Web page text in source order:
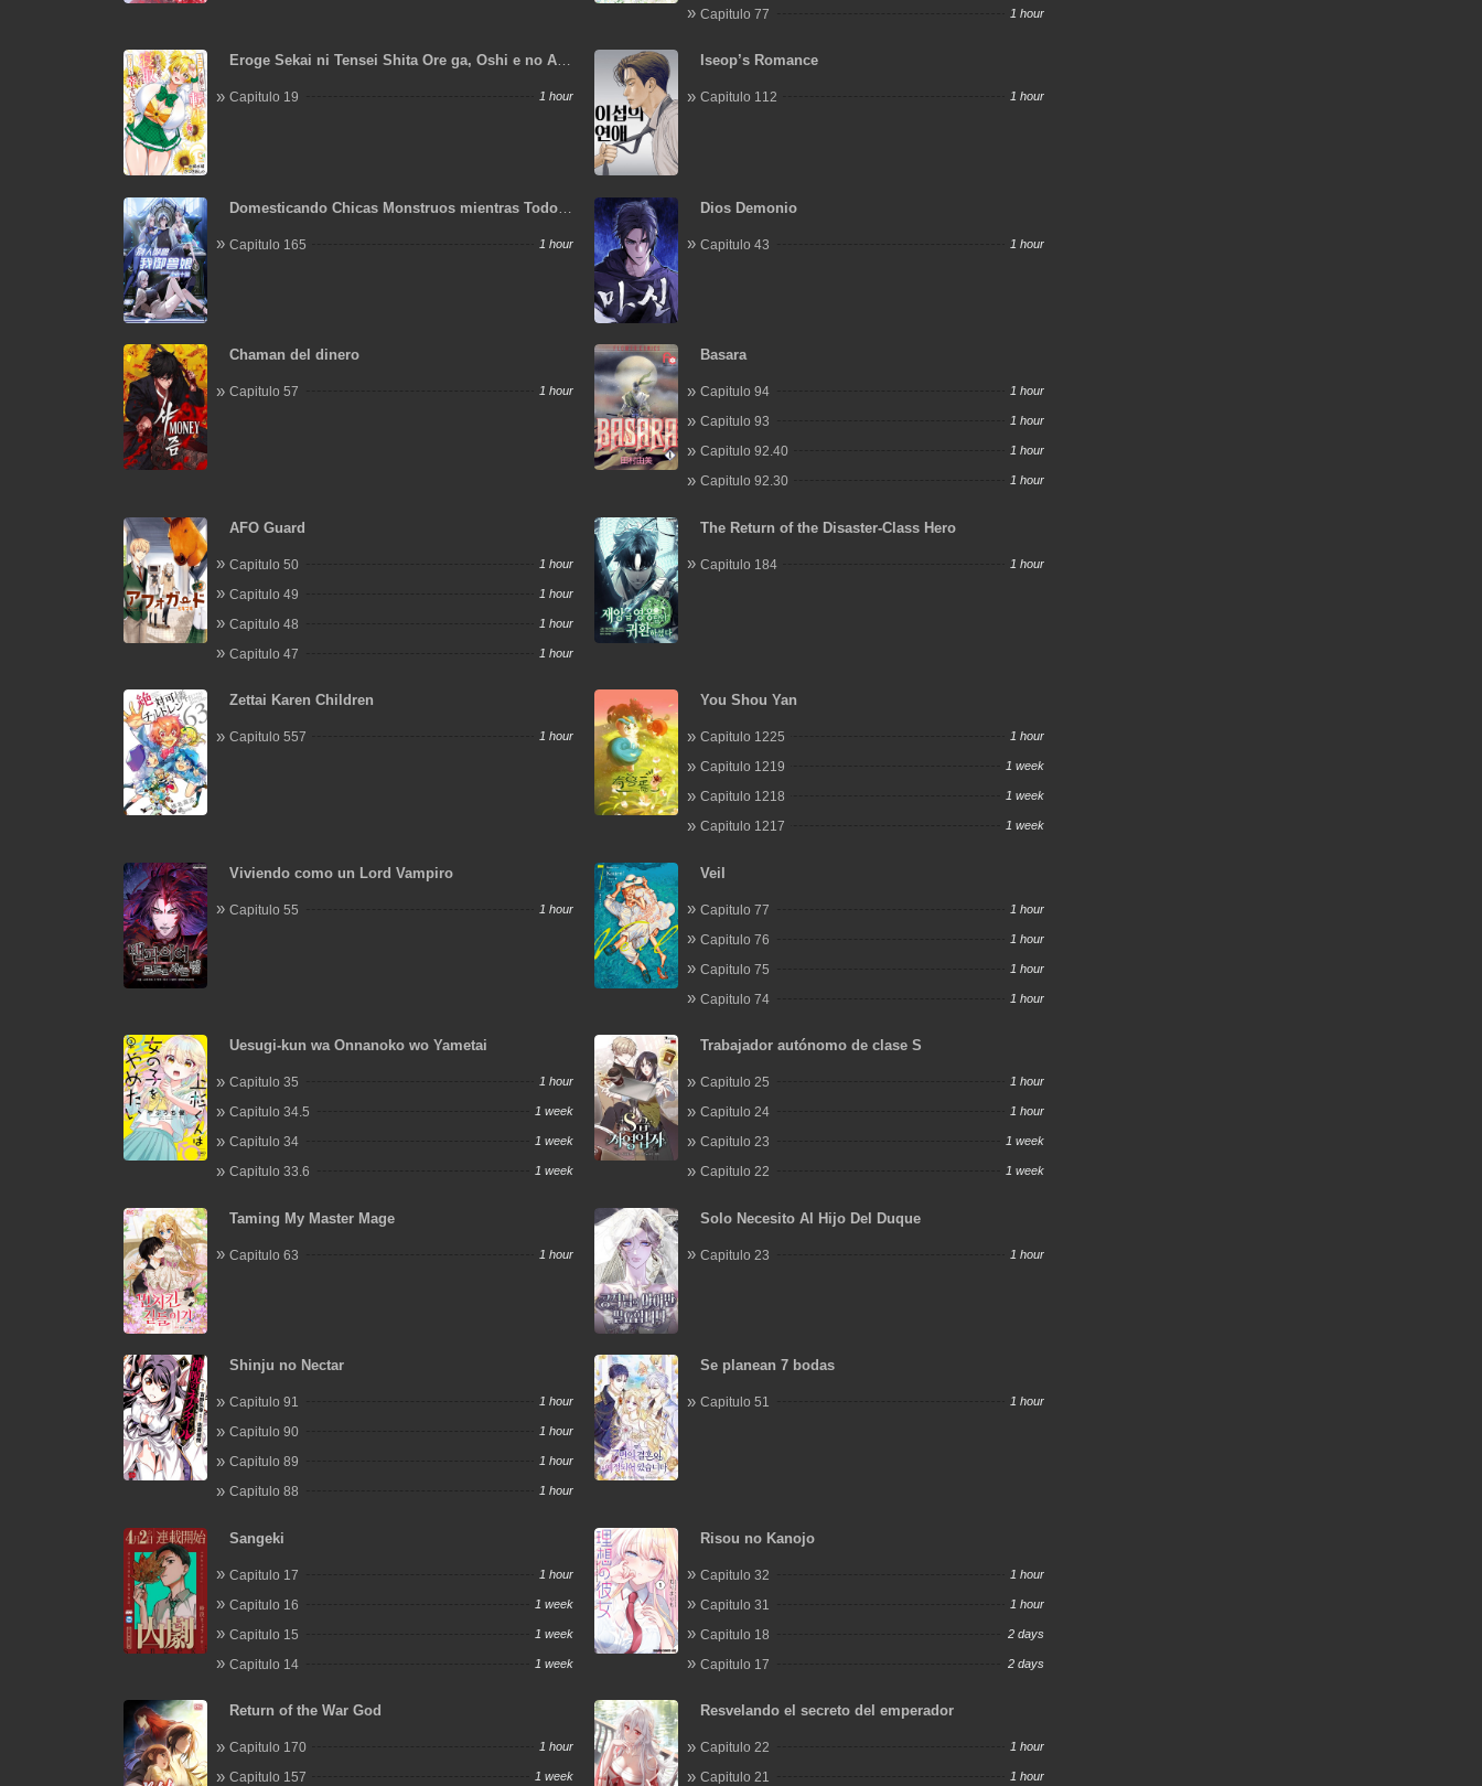
Capitulo 77 1 hour
Eroge Sekai ni Tensei Shita Ore ga, Oshi e no Ai
Capitulo 19 1 hour
Iseop’s Romance
Capitulo 112 1 hour
Domesticando Chicas Monstruos mientras Todos
Capitulo 165 1 hour
Dios Demonio
Capitulo 43 1 hour
Chaman del dinero
Capitulo 57 1 hour
Basara
Capitulo 94 1 hour
Capitulo 93 1 hour
Capitulo 92.40 1 hour
Capitulo 92.30 1 hour
AFO Guard
Capitulo 50 1 hour
Capitulo 49 1 hour
Capitulo 48 1 hour
Capitulo 47 1 hour
The Return of the Disaster-Class Hero
Capitulo 184 1 hour
Zettai Karen Children
Capitulo 557 1 hour
You Shou Yan
Capitulo 1225 1 hour
Capitulo 1219 1 week
Capitulo 1218 1 week
Capitulo 1217 1 week
Viviendo como un Lord Vampiro
Capitulo 55 1 hour
Veil
Capitulo 77 1 hour
Capitulo 76 1 hour
Capitulo 75 1 hour
Capitulo 74 1 hour
Uesugi-kun wa Onnanoko wo Yametai
Capitulo 35 1 hour
Capitulo 34.5 1 week
Capitulo 34 1 week
Capitulo 33.6 1 week
Trabajador autónomo de clase S
Capitulo 25 1 hour
Capitulo 24 1 hour
Capitulo 23 1 week
Capitulo 22 1 week
Taming My Master Mage
Capitulo 63 1 hour
Solo Necesito Al Hijo Del Duque
Capitulo 23 1 hour
Shinju no Nectar
Capitulo 91 1 hour
Capitulo 90 1 hour
Capitulo 89 1 hour
Capitulo 88 1 hour
Se planean 7 bodas
Capitulo 51 1 hour
Sangeki
Capitulo 17 1 hour
Capitulo 16 1 week
Capitulo 15 1 week
Capitulo 14 1 week
Risou no Kanojo
Capitulo 32 1 hour
Capitulo 31 1 hour
Capitulo 18 2 days
Capitulo 17 2 days
Return of the War God
Capitulo 170 1 hour
Capitulo 157 1 week
Resvelando el secreto del emperador
Capitulo 22 1 hour
Capitulo 21 1 hour